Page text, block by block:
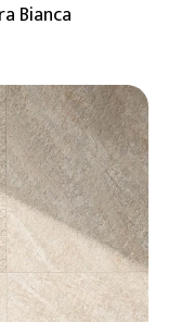
Bianca